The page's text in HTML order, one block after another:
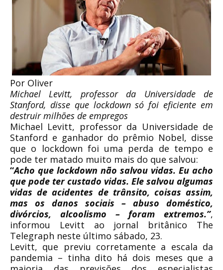
Por Oliver
Michael Levitt, professor da Universidade de
Stanford, disse que lockdown só foi eficiente em
destruir milhões de empregos
Michael Levitt, professor da Universidade de
Stanford e ganhador do prêmio Nobel, disse
que o lockdown foi uma perda de tempo e
pode ter matado muito mais do que salvou:
“Acho que lockdown não salvou vidas. Eu acho
que pode ter custado vidas. Ele salvou algumas
vidas de acidentes de trânsito, coisas assim,
mas os danos sociais – abuso doméstico,
divórcios, alcoolismo – foram extremos.”,
informou Levitt ao jornal britânico The
Telegraph neste último sábado, 23.
Levitt, que previu corretamente a escala da
pandemia – tinha dito há dois meses que a